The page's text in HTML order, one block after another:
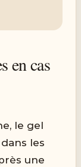
en cas
le gel
les
une